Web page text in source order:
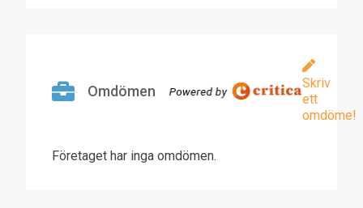
Omdömen
Skriv
ett
omdöme!
Företaget har inga omdömen.